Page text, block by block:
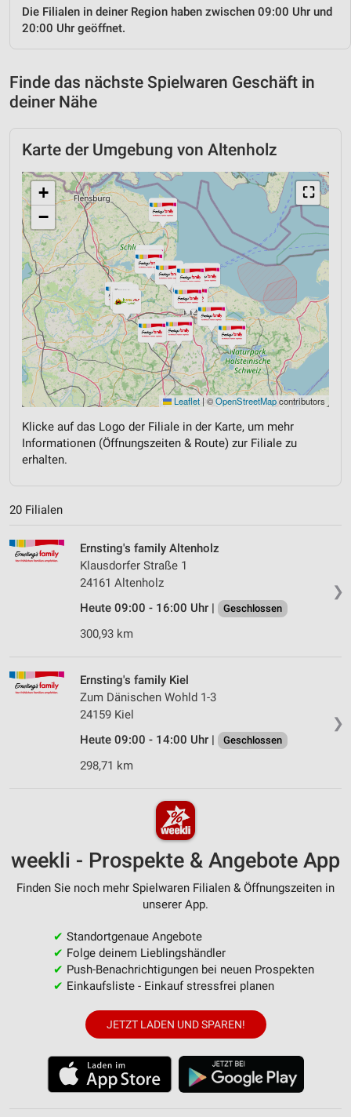
Die Filialen in deiner Region haben zwischen 09:00 Uhr und
20:00 Uhr geöffnet.
Finde das nächste Spielwaren Geschäft in
deiner Nähe
Karte der Umgebung von Altenholz
⛶
+
−
Leaflet | ©OpenStreetMapcontributors
Klicke auf das Logo der Filiale in der Karte, um mehr
Informationen (Öffnungszeiten & Route) zur Filiale zu
erhalten.
20 Filialen
❯
Ernsting's family Altenholz
Klausdorfer Straße 1
24161 Altenholz
Heute 09:00 - 16:00 Uhr |
Geschlossen
300,93 km
❯
Ernsting's family Kiel
Zum Dänischen Wohld 1-3
24159 Kiel
Heute 09:00 - 14:00 Uhr |
Geschlossen
298,71 km
weekli - Prospekte & Angebote App
Finden Sie noch mehr Spielwaren Filialen & Öffnungszeiten in
unserer App.
✔ Standortgenaue Angebote
✔ Folge deinem Lieblingshändler
✔ Push-Benachrichtigungen bei neuen Prospekten
✔ Einkaufsliste - Einkauf stressfrei planen
JETZT LADEN UND SPAREN!